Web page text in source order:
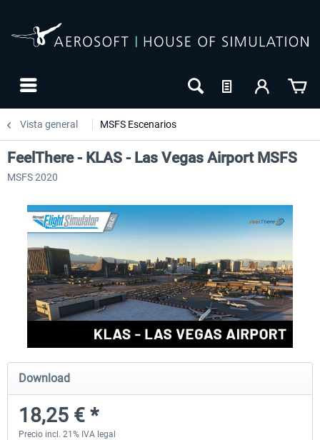
Vista general MSFS Escenarios
Aerosoft Mega Airport Brussels
25,37 € *
FeelThere - KLAS - Las Vegas Airport MSFS
MSFS 2020
Download
18,25 € *
Precio incl. 21% IVA legal